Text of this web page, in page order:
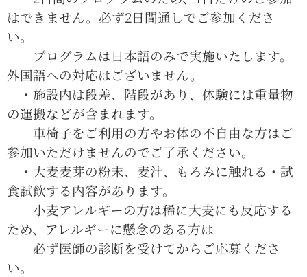
はできません。必ず2日間通しでご参加くださ
い。
プログラムは日本語のみで実施いたします。
外国語への対応はございません。
・施設内は段差、階段があり、体験には重量物
の運搬などが含まれます。
車椅子をご利用の方やお体の不自由な方はご
参加いただけませんのでご了承ください。
・大麦麦芽の粉末、麦汁、もろみに触れる・試
食試飲する内容があります。
小麦アレルギーの方は稀に大麦にも反応する
ため、アレルギーに懸念のある方は
必ず医師の診断を受けてからご応募くださ
い。